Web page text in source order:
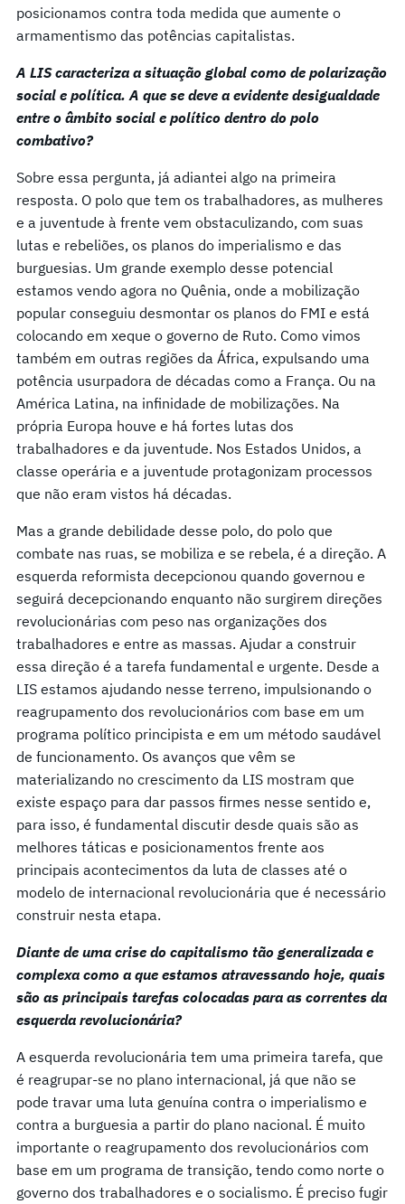
posicionamos contra toda medida que aumente o
armamentismo das potências capitalistas.
A LIS caracteriza a situação global como de polarização
social e política. A que se deve a evidente desigualdade
entre o âmbito social e político dentro do polo
combativo?
Sobre essa pergunta, já adiantei algo na primeira
resposta. O polo que tem os trabalhadores, as mulheres
e a juventude à frente vem obstaculizando, com suas
lutas e rebeliões, os planos do imperialismo e das
burguesias. Um grande exemplo desse potencial
estamos vendo agora no Quênia, onde a mobilização
popular conseguiu desmontar os planos do FMI e está
colocando em xeque o governo de Ruto. Como vimos
também em outras regiões da África, expulsando uma
potência usurpadora de décadas como a França. Ou na
América Latina, na infinidade de mobilizações. Na
própria Europa houve e há fortes lutas dos
trabalhadores e da juventude. Nos Estados Unidos, a
classe operária e a juventude protagonizam processos
que não eram vistos há décadas.
Mas a grande debilidade desse polo, do polo que
combate nas ruas, se mobiliza e se rebela, é a direção. A
esquerda reformista decepcionou quando governou e
seguirá decepcionando enquanto não surgirem direções
revolucionárias com peso nas organizações dos
trabalhadores e entre as massas. Ajudar a construir
essa direção é a tarefa fundamental e urgente. Desde a
LIS estamos ajudando nesse terreno, impulsionando o
reagrupamento dos revolucionários com base em um
programa político principista e em um método saudável
de funcionamento. Os avanços que vêm se
materializando no crescimento da LIS mostram que
existe espaço para dar passos firmes nesse sentido e,
para isso, é fundamental discutir desde quais são as
melhores táticas e posicionamentos frente aos
principais acontecimentos da luta de classes até o
modelo de internacional revolucionária que é necessário
construir nesta etapa.
Diante de uma crise do capitalismo tão generalizada e
complexa como a que estamos atravessando hoje, quais
são as principais tarefas colocadas para as correntes da
esquerda revolucionária?
A esquerda revolucionária tem uma primeira tarefa, que
é reagrupar-se no plano internacional, já que não se
pode travar uma luta genuína contra o imperialismo e
contra a burguesia a partir do plano nacional. É muito
importante o reagrupamento dos revolucionários com
base em um programa de transição, tendo como norte o
governo dos trabalhadores e o socialismo. É preciso fugir